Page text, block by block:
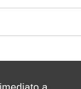
em 2026:
vendas e rentabilidade
a